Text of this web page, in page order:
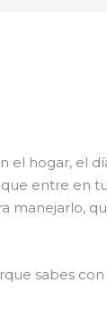
el hogar, el
entre en tu
manejarlo,
sabes